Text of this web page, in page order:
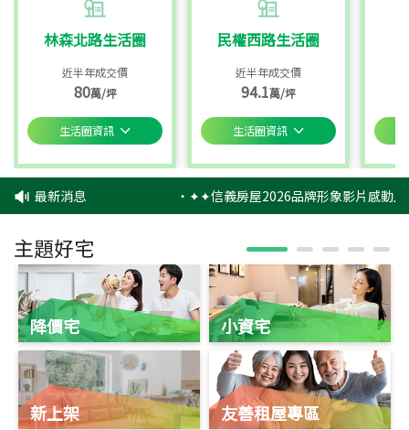
林森北路生活圈
近半年成交價
80萬/坪
生活圈資訊
民權西路生活圈
近半年成交價
94.1萬/坪
生活圈資訊
最新消息 ‧✦✦信義房屋2026品牌形象影片感動
主題好宅
降價宅
新上架
小資宅
友善租屋專區